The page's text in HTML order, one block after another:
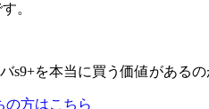
。
s9+を本当に買う価値があるの
の方はこちら